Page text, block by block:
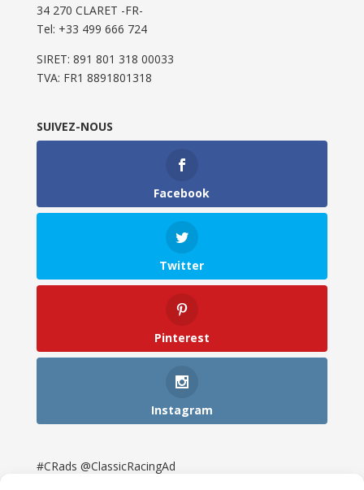
34 270 CLARET -FR-
Tel: ‭+33 499 666 724‬
SIRET: 891 801 318 00033
TVA: FR1 8891801318
SUIVEZ-NOUS
Facebook
Twitter
Pinterest
Instagram
#CRads @ClassicRacingAd